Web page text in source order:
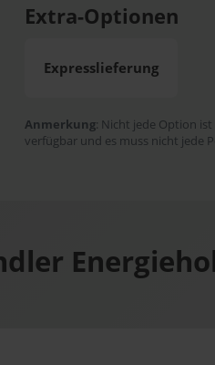
Extra-Optionen
Expresslieferung
Anmerkung: Nicht jede Option
verfügbar und es muss nicht jede